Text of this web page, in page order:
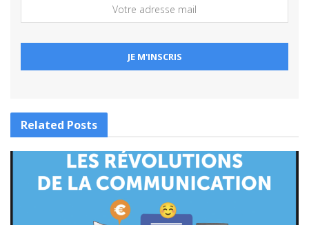
Related Posts